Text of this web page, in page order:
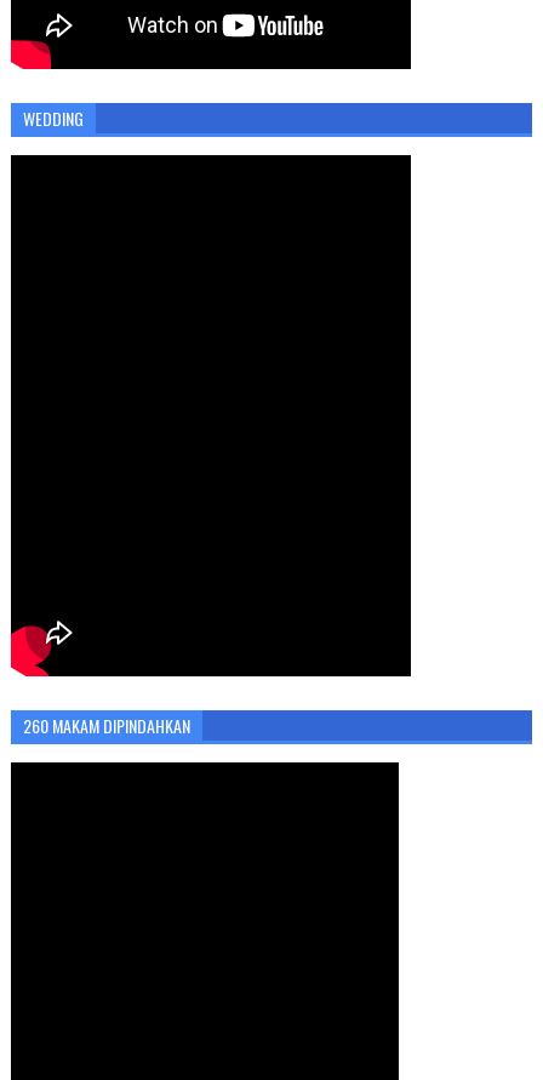
WEDDING
260 MAKAM DIPINDAHKAN